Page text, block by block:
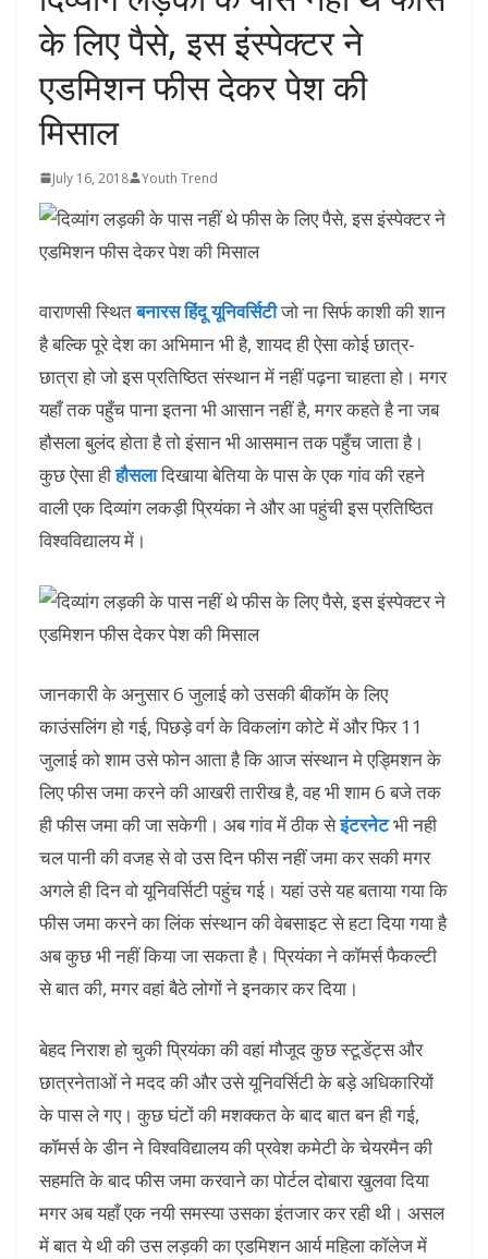
के लिए पैसे, इस इंस्पेक्टर ने
एडमिशन फीस देकर पेश की
मिसाल
July 16, 2018 Youth Trend
वाराणसी स्थितबनारस हिंदू यूनिवर्सिटीजो ना सिर्फ काशी की शान
है बल्कि पूरे देश का अभिमान भी है, शायद ही ऐसा कोई छात्र-
छात्रा हो जो इस प्रतिष्ठित संस्थान में नहीं पढ़ना चाहता हो। मगर
यहाँ तक पहुँच पाना इतना भी आसान नहीं है, मगर कहते है ना जब
हौसला बुलंद होता है तो इंसान भी आसमान तक पहुँच जाता है।
कुछ ऐसा हीहौसलादिखाया बेतिया के पास के एक गांव की रहने
वाली एक दिव्यांग लकड़ी प्रियंका ने और आ पहुंची इस प्रतिष्ठित
विश्वविद्यालय में।
जानकारी के अनुसार 6 जुलाई को उसकी बीकॉम के लिए
काउंसलिंग हो गई, पिछड़े वर्ग के विकलांग कोटे में और फिर 11
जुलाई को शाम उसे फोन आता है कि आज संस्थान मे एड्मिशन के
लिए फीस जमा करने की आखरी तारीख है, वह भी शाम 6 बजे तक
ही फीस जमा की जा सकेगी। अब गांव में ठीक सेइंटरनेटभी नही
चल पानी की वजह से वो उस दिन फीस नहीं जमा कर सकी मगर
अगले ही दिन वो यूनिवर्सिटी पहुंच गई। यहां उसे यह बताया गया कि
फीस जमा करने का लिंक संस्थान की वेबसाइट से हटा दिया गया है
अब कुछ भी नहीं किया जा सकता है। प्रियंका ने कॉमर्स फैकल्टी
से बात की, मगर वहां बैठे लोगों ने इनकार कर दिया।
बेहद निराश हो चुकी प्रियंका की वहां मौजूद कुछ स्टूडेंट्स और
छात्रनेताओं ने मदद की और उसे यूनिवर्सिटी के बड़े अधिकारियों
के पास ले गए। कुछ घंटों की मशक्कत के बाद बात बन ही गई,
कॉमर्स के डीन ने विश्वविद्यालय की प्रवेश कमेटी के चेयरमैन की
सहमति के बाद फीस जमा करवाने का पोर्टल दोबारा खुलवा दिया
मगर अब यहाँ एक नयी समस्या उसका इंतजार कर रही थी। असल
में बात ये थी की उस लड़की का एडमिशन आर्य महिला कॉलेज में